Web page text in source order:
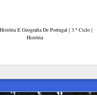
E Geografia De Portugal | 3.º Ciclo |
História